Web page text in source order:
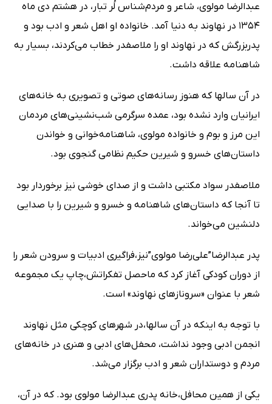
عبدالرضا مولوی، شاعر و مردم‌شناس لُر تبار، در هشتم دی ماه
۱۳۵۴ در نهاوند به دنیا آمد. خانواده او اهل شعر و ادب بود و
پدربزرگش که در نهاوند او را ملاصفدر خطاب می‌کردند، بسیار به
شاهنامه علاقه داشت.
در آن سالها که هنوز رسانه‌های صوتی و تصویری به خانه‌های
ایرانیان وارد نشده بود، عمده سرگرمی‌ شب‌نشینی‌های مردمان
این مرز و بوم و خانواده مولوی، شاهنامه‌خوانی و خواندن
داستان‌های خسرو و شیرین حکیم نظامی گنجوی بود.
ملاصفدر سواد مکتبی داشت و از صدای خوشی نیز برخوردار بود
تا آنجا که ‌داستان‌های شاهنامه و خسرو و شیرین را با صدایی
دلنشین می‌خواند.
پدر عبدالرضا”علی‌رضا مولوی”نیز،فراگیری ادبیات و سرودن شعر را
از دوران کودکی آغاز کرد که ماحصل تفکراتش،چاپ یک مجموعه
شعر با عنوان «سرونازهای نهاوند» است.
با توجه به اینکه در آن سالها،در شهرهای کوچکی مثل نهاوند
انجمن ادبی وجود نداشت، محفل‌های ادبی و هنری در خانه‌های
مردم و دوستداران شعر و ادب برگزار می‌شد.
یکی از همین محافل،خانه‌ پدری عبدالرضا مولوی بود. که در آن،